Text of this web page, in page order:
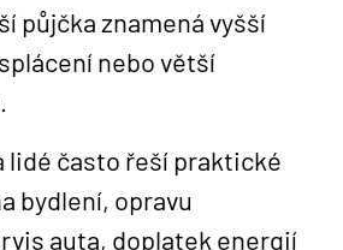
půjčka znamená vyšší
nebo větší
lidé často řeší praktické
bydlení, opravu
auta, doplatek energií